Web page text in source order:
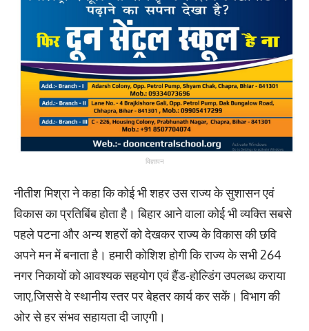
विज्ञापन
नीतीश मिश्रा ने कहा कि कोई भी शहर उस राज्य के सुशासन एवं
विकास का प्रतिबिंब होता है। बिहार आने वाला कोई भी व्यक्ति सबसे
पहले पटना और अन्य शहरों को देखकर राज्य के विकास की छवि
अपने मन में बनाता है। हमारी कोशिश होगी कि राज्य के सभी 264
नगर निकायों को आवश्यक सहयोग एवं हैंड-होल्डिंग उपलब्ध कराया
जाए,जिससे वे स्थानीय स्तर पर बेहतर कार्य कर सकें। विभाग की
ओर से हर संभव सहायता दी जाएगी।